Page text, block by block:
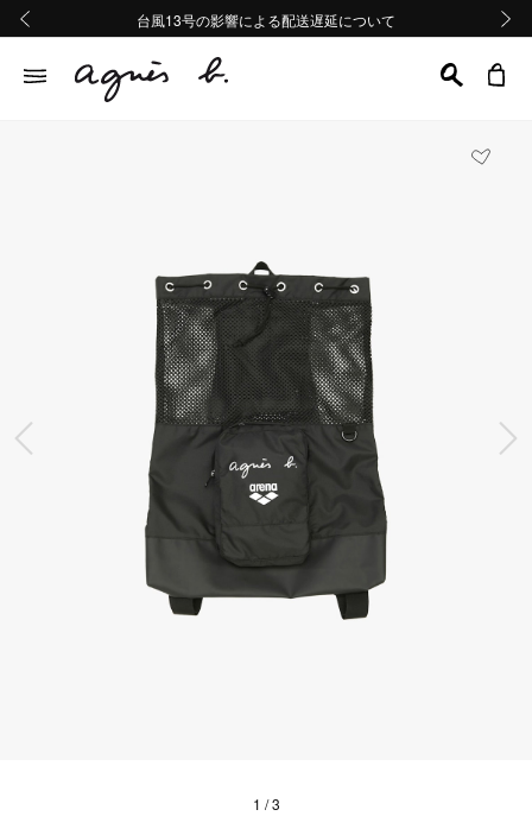
熊本地域地震の影響による配送遅延について
Summer Sale 2buy10%OFF!!
台風13号の影響による配送遅延について
熊本地域地震の影響による配送遅延について
Summer Sale 2buy10%OFF!!
前の画像
1 / 3